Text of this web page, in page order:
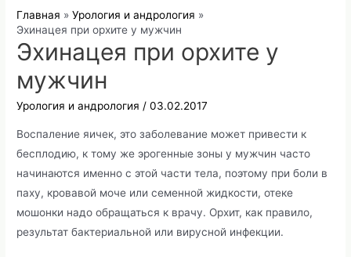
Главная
Урология и андрология
Эхинацея при орхите у мужчин
Эхинацея при орхите у
мужчин
Урология и андрология /03.02.2017
Воспаление яичек, это заболевание может привести к
бесплодию, к тому же эрогенные зоны у мужчин часто
начинаются именно с этой части тела, поэтому при боли в
паху, кровавой моче или семенной жидкости, отеке
мошонки надо обращаться к врачу. Орхит, как правило,
результат бактериальной или вирусной инфекции.